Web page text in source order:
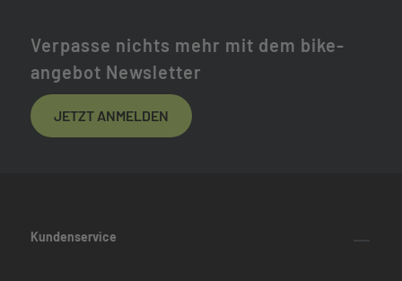
Verpasse nichts mehr mit dem bike-
angebot Newsletter
JETZT ANMELDEN
Kundenservice